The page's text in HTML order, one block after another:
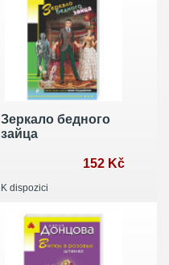
Зеркало бедного
зайца
152 Kč
K dispozici